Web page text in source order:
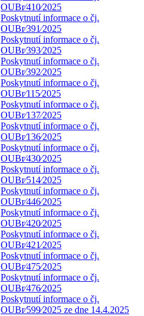
OUBr⁄410⁄2025
Poskytnutí informace o čj.
OUBr⁄391⁄2025
Poskytnutí informace o čj.
OUBr⁄393⁄2025
Poskytnutí informace o čj.
OUBr⁄392⁄2025
Poskytnutí informace o čj.
OUBr⁄115⁄2025
Poskytnutí informace o čj.
OUBr⁄137⁄2025
Poskytnutí informace o čj.
OUBr⁄136⁄2025
Poskytnutí informace o čj.
OUBr⁄430⁄2025
Poskytnutí informace o čj.
OUBr⁄514⁄2025
Poskytnutí informace o čj.
OUBr⁄446⁄2025
Poskytnutí informace o čj.
OUBr⁄420⁄2025
Poskytnutí informace o čj.
OUBr⁄421⁄2025
Poskytnutí informace o čj.
OUBr⁄475⁄2025
Poskytnutí informace o čj.
OUBr⁄476⁄2025
Poskytnutí informace o čj.
OUBr⁄599⁄2025 ze dne 14.4.2025